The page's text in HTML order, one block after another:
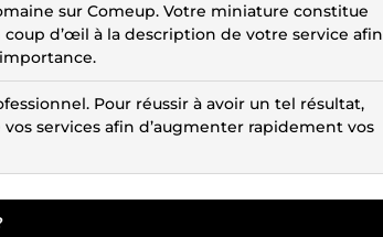
sur Comeup. Votre miniature constitue
d’œil à la description de votre service afin
Pour réussir à avoir un tel résultat,
services afin d’augmenter rapidement vos